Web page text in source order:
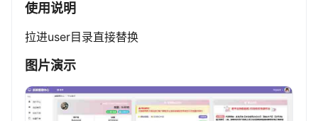
使用说明
拉进user目录直接替换
图片演示